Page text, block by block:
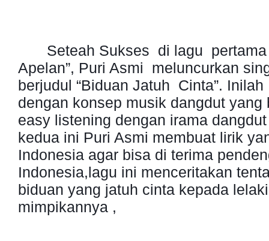
Seteah Sukses di lagu
Apelan”, Puri Asmi meluncurkan
berjudul “Biduan Jatuh Cinta”.
dengan konsep musik dangdut yang
easy listening dengan irama
kedua ini Puri Asmi membuat lirik
Indonesia agar bisa di terima
Indonesia,lagu ini menceritakan
biduan yang jatuh cinta kepada
mimpikannya ,